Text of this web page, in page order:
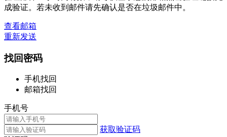
成验证。若未收到邮件请先确认是否在垃圾邮件中。
查看邮箱
重新发送
找回密码
手机找回
邮箱找回
手机号
获取验证码